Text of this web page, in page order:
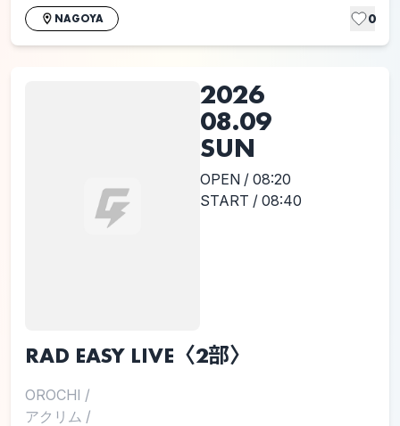
NAGOYA 0
2026
08.09
SUN
OPEN / 08:20
START / 08:40
RAD EASY LIVE〈2部〉
OROCHI /
アクリム /